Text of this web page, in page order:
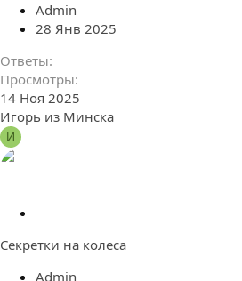
Admin
28 Янв 2025
Ответы
Просмотры
14 Ноя 2025
Игорь из Минска
И
р
Секретки на колеса
Admin